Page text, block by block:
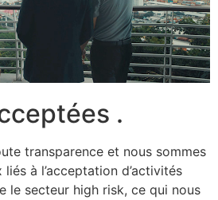
.
transparence et nous sommes
à l’acceptation d’activités
le secteur high risk, ce qui nous